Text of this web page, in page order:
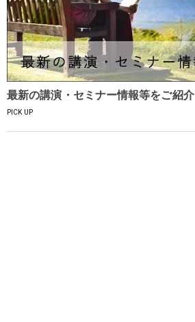
最新の講演・セミナー情報等をご紹介
PICK UP